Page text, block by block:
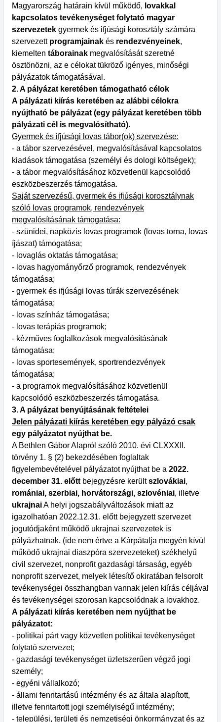
Magyarország határain kívül működő, lovakkal
kapcsolatos tevékenységet folytató magyar
szervezetek gyermek és ifjúsági korosztály számára
szervezett programjainak és rendezvényeinek,
kiemelten táborainak megvalósítását szeretné
ösztönözni, az e célokat tükröző igényes, minőségi
pályázatok támogatásával.
2. A pályázat keretében támogatható célok
A pályázati kiírás keretében az alábbi célokra
nyújtható be pályázat (egy pályázat keretében több
pályázati cél is megvalósítható).
Gyermek és ifjúsági lovas tábor(ok) szervezése:
- a tábor szervezésével, megvalósításával kapcsolatos
kiadások támogatása (személyi és dologi költségek);
- a tábor megvalósításához közvetlenül kapcsolódó
eszközbeszerzés támogatása.
Saját szervezésű, gyermek és ifjúsági korosztálynak
szóló lovas programok, rendezvények
megvalósításának támogatása:
- szünidei, napközis lovas programok (lovas torna, lovas
íjászat) támogatása;
- lovaglás oktatás támogatása;
- lovas hagyományőrző programok, rendezvények
támogatása;
- gyermek és ifjúsági lovas túrák szervezésének
támogatása;
- lovas színház támogatása;
- lovas terápiás programok;
- kézműves foglalkozások megvalósításának
támogatása;
- lovas sportesemények, sportrendezvények
támogatása;
- a programok megvalósításához közvetlenül
kapcsolódó eszközbeszerzés támogatása.
3. A pályázat benyújtásának feltételei
Jelen pályázati kiírás keretében egy pályázó csak
egy pályázatot nyújthat be.
A Bethlen Gábor Alapról szóló 2010. évi CLXXXII.
törvény 1. § (2) bekezdésében foglaltak
figyelembevételével pályázatot nyújthat be a 2022.
december 31. előtt bejegyzésre kerültszlovákiai,
romániai, szerbiai, horvátországi, szlovéniai, illetve
ukrajnaiA helyi jogszabályváltozások miatt az
igazolhatóan 2022.12.31. előtt bejegyzett szervezet
jogutódjaként működő ukrajnai szervezetek is
pályázhatnak. (ide nem értve a Kárpátalja megyén kívül
működő ukrajnai diaszpóra szervezeteket) székhelyű
civil szervezet, nonprofit gazdasági társaság, egyéb
nonprofit szervezet, melyek létesítő okiratában felsorolt
tevékenységei összhangban vannak jelen kiírás céljával
és tevékenységei szorosan kapcsolódnak a lovakhoz.
A pályázati kiírás keretében nem nyújthat be
pályázatot:
- politikai párt vagy közvetlen politikai tevékenységet
folytató szervezet;
- gazdasági tevékenységet üzletszerűen végző jogi
személy;
- egyéni vállalkozó;
- állami fenntartású intézmény és az általa alapított,
illetve fenntartott jogi személyiségű intézmény;
- települési, területi és nemzetiségi önkormányzat és az